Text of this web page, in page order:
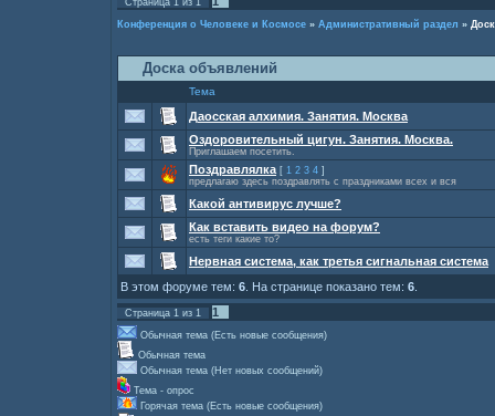
Страница 1 из 1
Конференция о Человеке и Космосе » Административный раздел »
Доска объявлений
Тема
Даосская алхимия. Занятия. Москва
Оздоровительный цигун. Занятия. Москва.
Приглашаем посетить.
Поздравлялка [ 1 2 3 4 ]
предлагаю здесь поздравлять с праздниками всех и вся
Какой антивирус лучше?
Как вставить видео на форум?
есть теги какие то?
Нервная система, как третья сигнальная система
В этом форуме тем: 6 . На странице показано тем: 6
Страница 1 из 1 1
Обычная тема (Есть новые сообщения)
Обычная тема
Обычная тема (Нет новых сообщений)
Тема - опрос
Горячая тема (Есть новые сообщения)